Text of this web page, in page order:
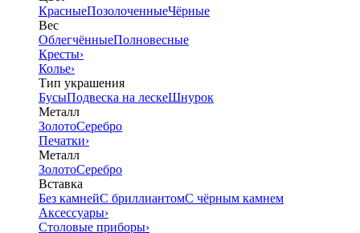
КрасныеПозолоченныеЧёрные
Вес
ОблегчённыеПолновесные
Кресты›
Колье›
Тип украшения
БусыПодвеска на лескеШнурок
Металл
ЗолотоСеребро
Печатки›
Металл
ЗолотоСеребро
Вставка
Без камнейС бриллиантомС чёрным камнем
Аксессуары›
Столовые приборы›